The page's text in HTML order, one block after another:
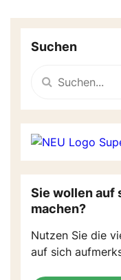
Suchen
Sie wollen auf
machen?
Nutzen Sie die
auf sich